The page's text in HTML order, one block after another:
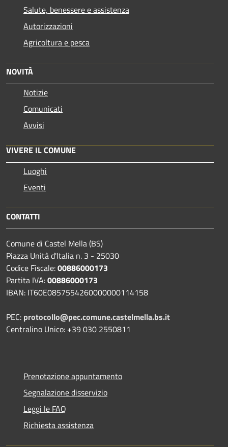
Salute, benessere e assistenza
Autorizzazioni
Agricoltura e pesca
NOVITÀ
Notizie
Comunicati
Avvisi
VIVERE IL COMUNE
Luoghi
Eventi
CONTATTI
Comune di Castel Mella (BS)
Piazza Unità d'Italia n. 3 - 25030
Codice Fiscale:00886000173
Partita IVA:00886000173
IBAN: IT60E0857554260000000114158
PEC: protocollo@pec.comune.castelmella.bs.it
Centralino Unico: +39 030 2550811
Prenotazione appuntamento
Segnalazione disservizio
Leggi le FAQ
Richiesta assistenza